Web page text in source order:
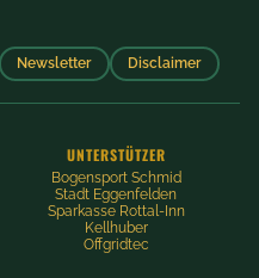
Newsletter Disclaimer
UNTERSTÜTZER
Bogensport Schmid
Stadt Eggenfelden
Sparkasse Rottal-Inn
Kellhuber
Offgridtec